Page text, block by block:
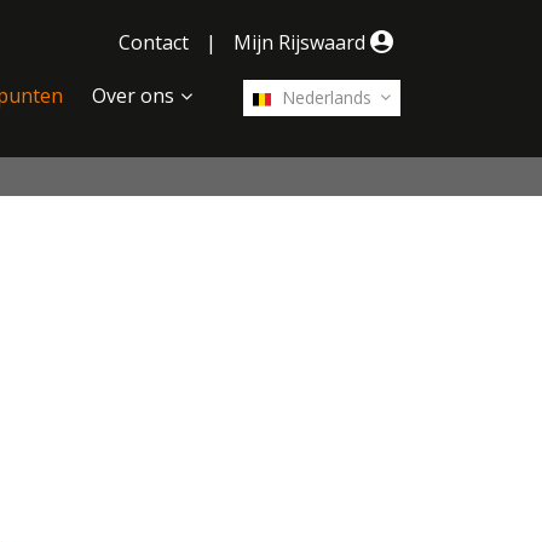
Contact
| Mijn Rijswaard
Nederlands
Over ons